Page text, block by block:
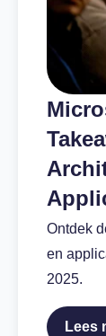
Ontdek
en
2025.
Lees